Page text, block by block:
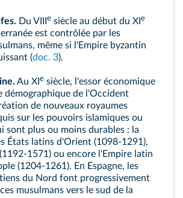
Du VIII e siècle au début du XI e
est contrôlée par les
même si l'Empire byzantin
(doc. 3).
Au XI e siècle, l'essor économique
démographique de l'Occident
de nouveaux royaumes
sur les pouvoirs islamiques ou
sont plus ou moins durables : la
États latins d'Orient (1098-1291),
1571) ou encore l'Empire latin
(1204-1261). En Espagne, les
du Nord font progressivement
musulmans vers le sud de la